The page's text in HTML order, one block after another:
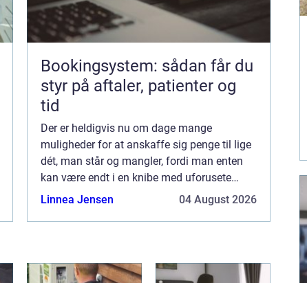
Bookingsystem: sådan får du
styr på aftaler, patienter og
tid
Der er heldigvis nu om dage mange
muligheder for at anskaffe sig penge til lige
dét, man står og mangler, fordi man enten
kan være endt i en knibe med uforusete
udgifter, eller man bare vil supplere ens
Linnea Jensen 04 August 2026